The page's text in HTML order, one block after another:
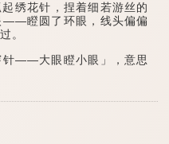
绣花针，捏着细若游丝的
——瞪圆了环眼，线头偏偏
。
——大眼瞪小眼」，意思